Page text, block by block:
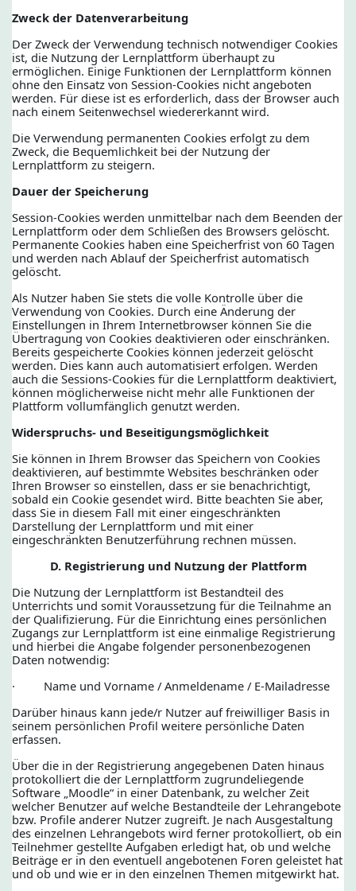
Zweck der Datenverarbeitung
Der Zweck der Verwendung technisch notwendiger Cookies
ist, die Nutzung der Lernplattform überhaupt zu
ermöglichen. Einige Funktionen der Lernplattform können
ohne den Einsatz von Session-Cookies nicht angeboten
werden. Für diese ist es erforderlich, dass der Browser auch
nach einem Seitenwechsel wiedererkannt wird.
Die Verwendung permanenten Cookies erfolgt zu dem
Zweck, die Bequemlichkeit bei der Nutzung der
Lernplattform zu steigern.
Dauer der Speicherung
Session-Cookies werden unmittelbar nach dem Beenden der
Lernplattform oder dem Schließen des Browsers gelöscht.
Permanente Cookies haben eine Speicherfrist von 60 Tagen
und werden nach Ablauf der Speicherfrist automatisch
gelöscht.
Als Nutzer haben Sie stets die volle Kontrolle über die
Verwendung von Cookies. Durch eine Änderung der
Einstellungen in Ihrem Internetbrowser können Sie die
Übertragung von Cookies deaktivieren oder einschränken.
Bereits gespeicherte Cookies können jederzeit gelöscht
werden. Dies kann auch automatisiert erfolgen. Werden
auch die Sessions-Cookies für die Lernplattform deaktiviert,
können möglicherweise nicht mehr alle Funktionen der
Plattform vollumfänglich genutzt werden.
Widerspruchs- und Beseitigungsmöglichkeit
Sie können in Ihrem Browser das Speichern von Cookies
deaktivieren, auf bestimmte Websites beschränken oder
Ihren Browser so einstellen, dass er sie benachrichtigt,
sobald ein Cookie gesendet wird. Bitte beachten Sie aber,
dass Sie in diesem Fall mit einer eingeschränkten
Darstellung der Lernplattform und mit einer
eingeschränkten Benutzerführung rechnen müssen.
D. Registrierung und Nutzung der Plattform
Die Nutzung der Lernplattform ist Bestandteil des
Unterrichts und somit Voraussetzung für die Teilnahme an
der Qualifizierung. Für die Einrichtung eines persönlichen
Zugangs zur Lernplattform ist eine einmalige Registrierung
und hierbei die Angabe folgender personenbezogenen
Daten notwendig:
· Name und Vorname / Anmeldename / E-Mailadresse
Darüber hinaus kann jede/r Nutzer auf freiwilliger Basis in
seinem persönlichen Profil weitere persönliche Daten
erfassen.
Über die in der Registrierung angegebenen Daten hinaus
protokolliert die der Lernplattform zugrundeliegende
Software „Moodle“ in einer Datenbank, zu welcher Zeit
welcher Benutzer auf welche Bestandteile der Lehrangebote
bzw. Profile anderer Nutzer zugreift. Je nach Ausgestaltung
des einzelnen Lehrangebots wird ferner protokolliert, ob ein
Teilnehmer gestellte Aufgaben erledigt hat, ob und welche
Beiträge er in den eventuell angebotenen Foren geleistet hat
und ob und wie er in den einzelnen Themen mitgewirkt hat.